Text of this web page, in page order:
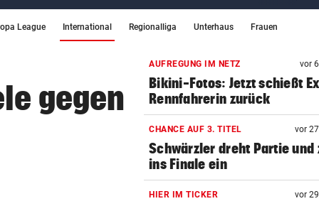
League International Regionalliga Unterhaus Frauen
gegen
AUFREGUNG IM NETZ vor
Bikini-Fotos: Jetzt schießt
Rennfahrerin zurück
CHANCE AUF 3. TITEL vor
Schwärzler dreht Partie und
ins Finale ein
HIER IM TICKER vor